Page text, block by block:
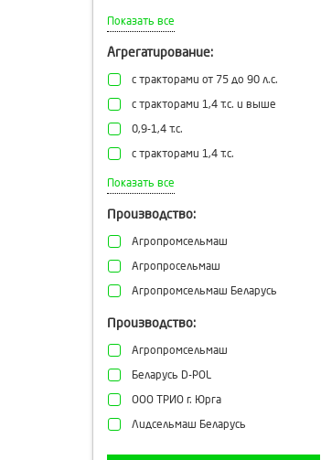
780
Показать все
Агрегатирование:
с тракторами от 75 до 90 л.с.
с тракторами 1,4 т.с. и выше
0,9-1,4 т.с.
с тракторами 1,4 т.с.
1,4т.с.
Показать все
Производство:
Агропромсельмаш
Агропросельмаш
Агропромсельмаш Беларусь
Производство:
Агропромсельмаш
Беларусь D-POL
ООО ТРИО г. Юрга
Лидсельмаш Беларусь